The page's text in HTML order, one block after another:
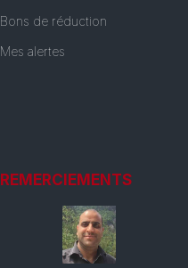
Bons de réduction
Mes alertes
REMERCIEMENTS